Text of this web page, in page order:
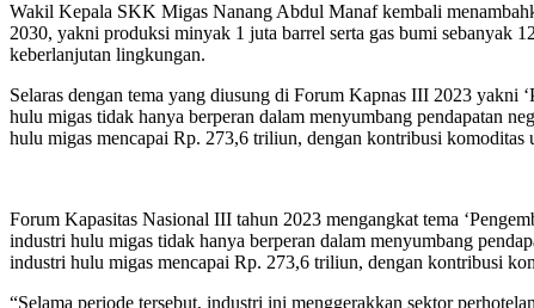
Wakil Kepala SKK Migas Nanang Abdul Manaf kembali
2030, yakni produksi minyak 1 juta barrel serta gas bumi sebanyak
keberlanjutan lingkungan.
Selaras dengan tema yang diusung di Forum Kapnas III 2023 yakni
hulu migas tidak hanya berperan dalam menyumbang pendapatan
hulu migas mencapai Rp. 273,6 triliun, dengan kontribusi komoditas
Forum Kapasitas Nasional III tahun 2023 mengangkat tema
industri hulu migas tidak hanya berperan dalam menyumbang
industri hulu migas mencapai Rp. 273,6 triliun, dengan kontribusi
“Selama periode tersebut, industri ini menggerakkan sektor